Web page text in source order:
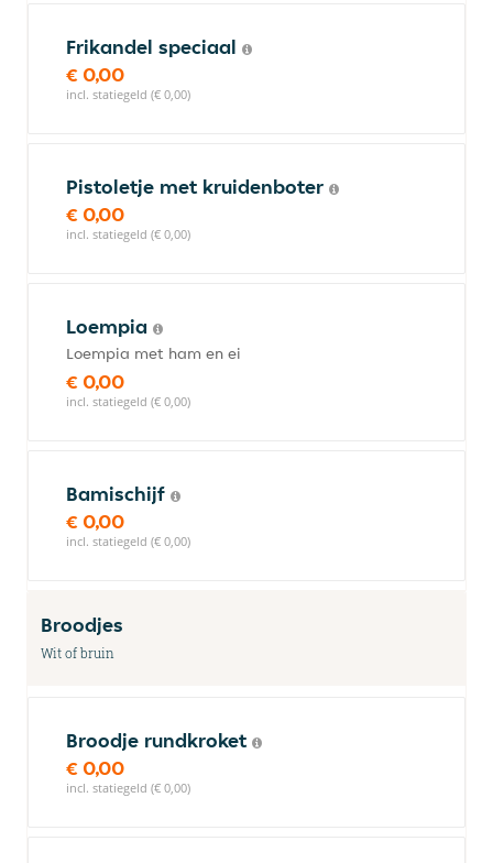
Frikandel speciaal
€ 0,00
incl. statiegeld (€ 0,00)
Pistoletje met kruidenboter
€ 0,00
incl. statiegeld (€ 0,00)
Loempia
Loempia met ham en ei
€ 0,00
incl. statiegeld (€ 0,00)
Bamischijf
€ 0,00
incl. statiegeld (€ 0,00)
Broodjes
Wit of bruin
Broodje rundkroket
€ 0,00
incl. statiegeld (€ 0,00)